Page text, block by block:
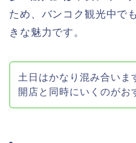
ため、バンコク観光中で
きな魅力です。
土日はかなり混み合いま
開店と同時にいくのがお